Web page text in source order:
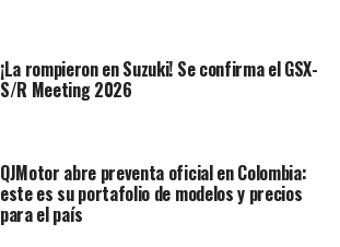
¡La rompieron en Suzuki! Se confirma el GSX-
S/R Meeting 2026
QJMotor abre preventa oficial en Colombia:
este es su portafolio de modelos y precios
para el país